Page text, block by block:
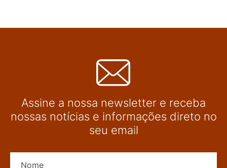
Assine a nossa newsletter e receba
nossas notícias e informações direto no
seu email